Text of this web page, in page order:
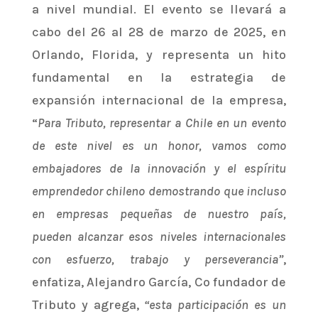
a nivel mundial. El evento se llevará a
cabo del 26 al 28 de marzo de 2025, en
Orlando, Florida, y representa un hito
fundamental en la estrategia de
expansión internacional de la empresa,
“Para Tributo, representar a Chile en un evento
de este nivel es un honor, vamos como
embajadores de la innovación y el espíritu
emprendedor chileno demostrando que incluso
en empresas pequeñas de nuestro país,
pueden alcanzar esos niveles internacionales
con esfuerzo, trabajo y perseverancia”,
enfatiza, Alejandro García, Co fundador de
Tributo y agrega,“esta participación es un